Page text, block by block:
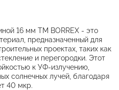
16 мм ТМ BORREX - это
предназначенный для
проектах, таких как
и перегородки. Этот
к УФ-излучению,
солнечных лучей, благодаря
40 мкр.